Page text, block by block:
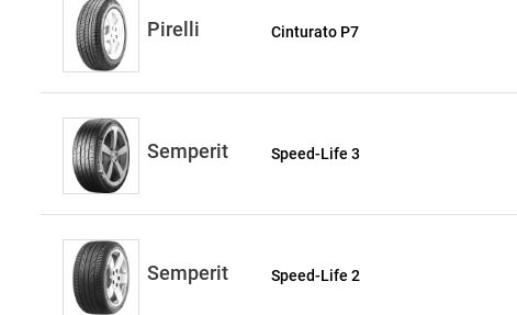
Pirelli Cinturato P7
Semperit Speed-Life 3
Semperit Speed-Life 2